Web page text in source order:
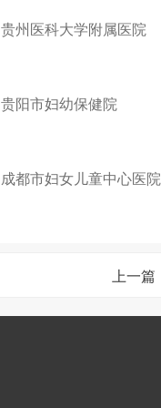
贵州医科大学附属医院
贵阳市妇幼保健院
成都市妇女儿童中心医院
上一篇